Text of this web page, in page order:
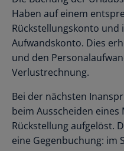
Haben auf einem
Rückstellungskonto und
Aufwandskonto. Dies
und den
Verlustrechnung.
Bei der nächsten
beim Ausscheiden
Rückstellung aufgelöst.
eine Gegenbuchung: im